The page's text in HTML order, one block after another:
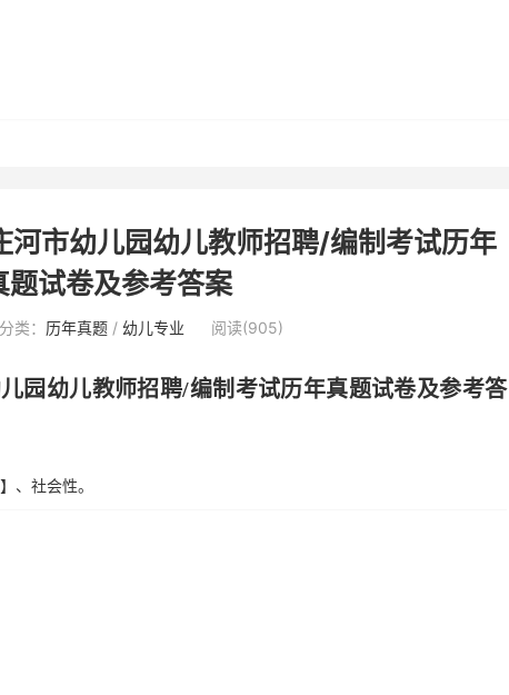
市幼儿园幼儿教师招聘/编制考试历年
题试卷及参考答案
分类： 历年真题 / 幼儿专业 阅读(905)
园幼儿教师招聘/编制考试历年真题试卷及参考答
、社会性。